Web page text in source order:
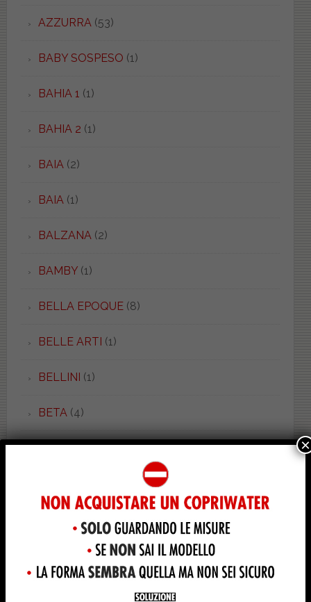
AZZURRA(53)
BABY SOSPESO (1)
BAHIA 1 (1)
BAHIA 2 (1)
BAIA(2)
BAIA(1)
BALZANA(2)
BAMBY(1)
BELLA EPOQUE(8)
BELLE ARTI (1)
BELLINI (1)
BETA(4)
BIARRIZ(1)
BOHEME(2)
BOHEMIEN(1)
×